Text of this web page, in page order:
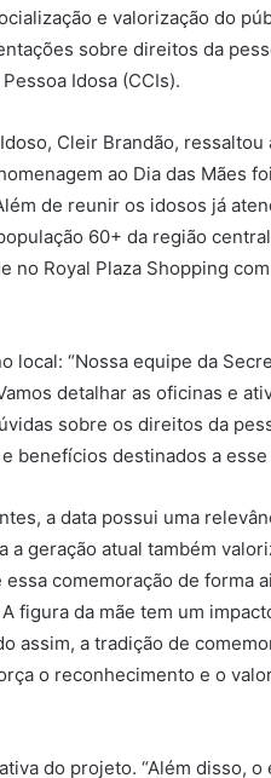
e valorização do
sobre direitos da
Idosa (CCIs).
Cleir Brandão, ressaltou
ao Dia das Mães
de reunir os idosos já
60+ da região
Royal Plaza Shopping
local: “Nossa equipe da
detalhar as oficinas e
sobre os direitos da
benefícios destinados a
a data possui uma
geração atual também
comemoração de forma
figura da mãe tem um
assim, a tradição de
o reconhecimento e o
do projeto. “Além disso, o